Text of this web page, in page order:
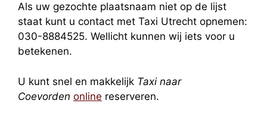
Als uw gezochte plaatsnaam niet op de lijst
staat kunt u contact met Taxi Utrecht opnemen:
030-8884525. Wellicht kunnen wij iets voor u
betekenen.
U kunt snel en makkelijk Taxi naar
Coevorden online reserveren.